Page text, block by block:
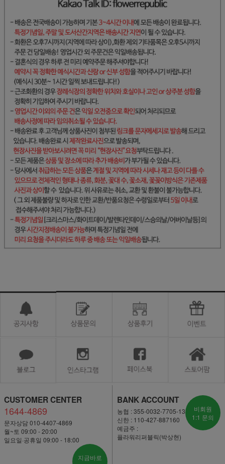
CUSTOMER CENTER
1644-4869
문자상담 010-4407-4869
월~토 09:00 - 20:00
일요일·공휴일 09:00 - 18:00
지금바로
BANK ACCOUNT
농협 : 355-0032-7705-13
신한 : 110-427-887160
예금주 :
플라워리퍼블릭(박상현)
비회원
1:1 문의